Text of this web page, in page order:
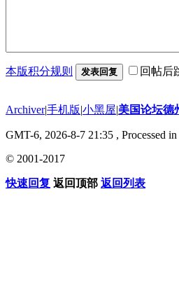
本版积分规则 发表回复 回帖后
Archiver|手机版|小黑屋|美国论坛德
GMT-6, 2026-8-7 21:35 , Processed
© 2001-2017
快速回复 返回顶部 返回列表